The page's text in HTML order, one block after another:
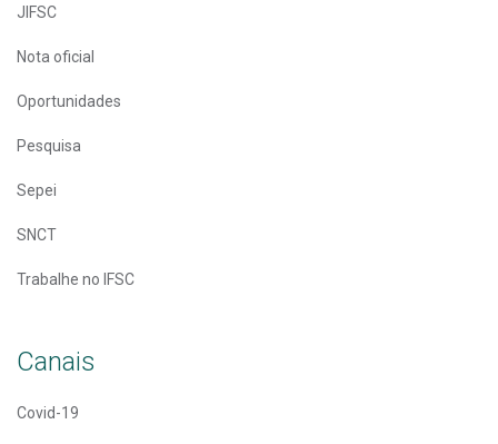
JIFSC
Nota oficial
Oportunidades
Pesquisa
Sepei
SNCT
Trabalhe no IFSC
Canais
Covid-19